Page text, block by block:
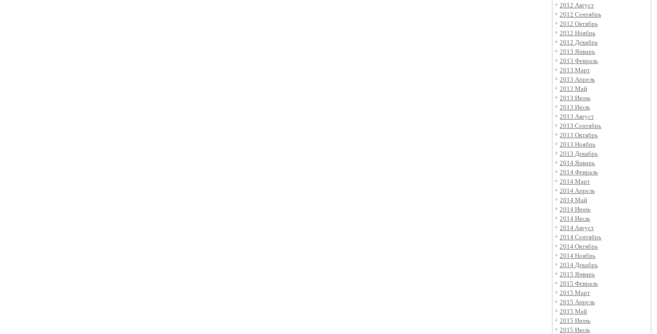
2012 Август
2012 Сентябрь
2012 Октябрь
2012 Ноябрь
2012 Декабрь
2013 Январь
2013 Февраль
2013 Март
2013 Апрель
2013 Май
2013 Июнь
2013 Июль
2013 Август
2013 Сентябрь
2013 Октябрь
2013 Ноябрь
2013 Декабрь
2014 Январь
2014 Февраль
2014 Март
2014 Апрель
2014 Май
2014 Июнь
2014 Июль
2014 Август
2014 Сентябрь
2014 Октябрь
2014 Ноябрь
2014 Декабрь
2015 Январь
2015 Февраль
2015 Март
2015 Апрель
2015 Май
2015 Июнь
2015 Июль